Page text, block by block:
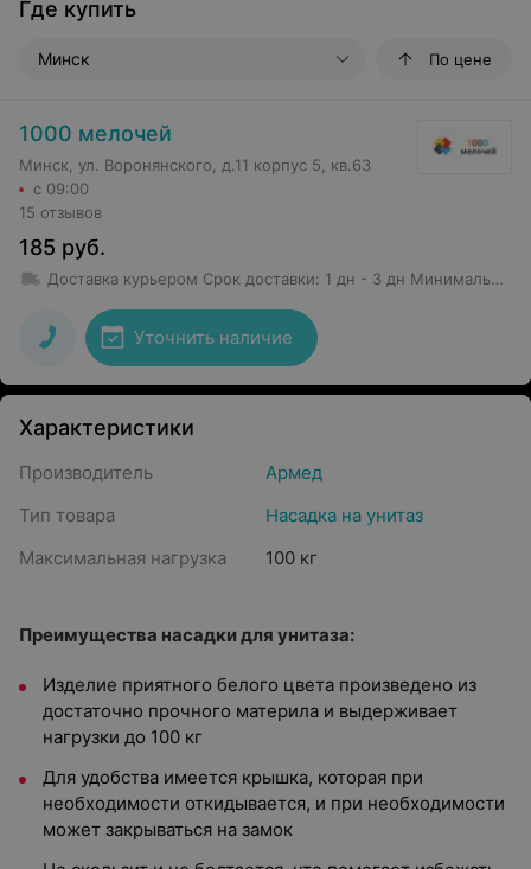
Где купить
Минск По цене
1000 мелочей
Минск, ул. Воронянского, д.11 корпус 5, кв.63
с 09:00
15 отзывов
185 руб.
Доставка курьером Срок доставки: 1 дн - 3 дн Минимальная сумма заказа: 50 руб.
Уточнить наличие
Характеристики
Производитель
Армед
Тип товара
Насадка на унитаз
Максимальная нагрузка
100 кг
Преимущества насадки для унитаза:
Изделие приятного белого цвета произведено из
достаточно прочного материла и выдерживает
нагрузки до 100 кг
Для удобства имеется крышка, которая при
необходимости откидывается, и при необходимости
может закрываться на замок